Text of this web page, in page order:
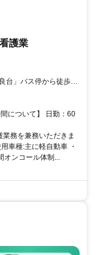
護業
125/
について】 日勤：60
務を兼務いただきま
車種:主に軽自動車 ・
オンコール体制...